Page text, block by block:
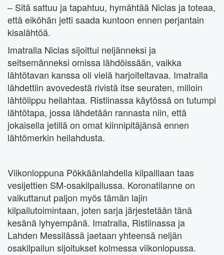
– Sitä sattuu ja tapahtuu, hymähtää Niclas ja toteaa,
että eiköhän jetti saada kuntoon ennen perjantain
kisalähtöä.
Imatralla Niclas sijoittui neljänneksi ja
seitsemänneksi omissa lähdöissään, vaikka
lähtötavan kanssa oli vielä harjoiteltavaa. Imatralla
lähdettiin avovedestä rivistä itse seuraten, milloin
lähtölippu heilahtaa. Ristiinassa käytössä on tutumpi
lähtötapa, jossa lähdetään rannasta niin, että
jokaisella jetillä on omat kiinnipitäjänsä ennen
lähtömerkin heilahdusta.
Viikonloppuna Pökkäänlahdella kilpaillaan taas
vesijettien SM-osakilpailussa. Koronatilanne on
vaikuttanut paljon myös tämän lajin
kilpailutoimintaan, joten sarja järjestetään tänä
kesänä lyhyempänä. Imatralla, Ristiinassa ja
Lahden Messilässä jaetaan yhteensä neljän
osakilpailun sijoitukset kolmessa viikonlopussa.